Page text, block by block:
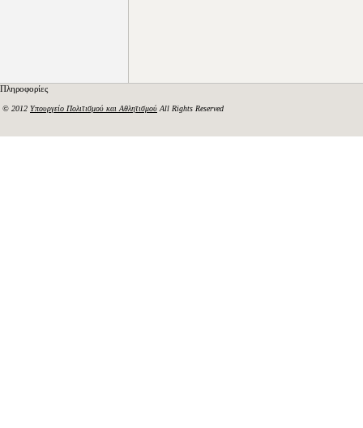
Πληροφορίες
© 2012 Υπουργείο Πολιτισμού και Αθλητισμού All Rights Reserved